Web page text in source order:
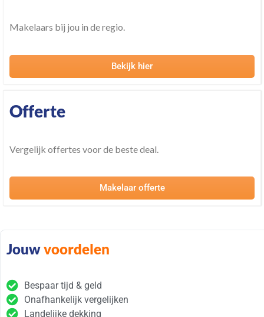
Makelaars bij jou in de regio.
Bekijk hier
Offerte
Vergelijk offertes voor de beste deal.
Makelaar offerte
Jouwvoordelen
Bespaar tijd & geld
Onafhankelijk vergelijken
Landelijke dekking